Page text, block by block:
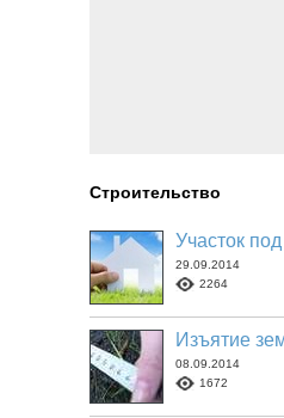
Строительство
Участок
29.09.2014
2264
Изъятие
08.09.2014
1672